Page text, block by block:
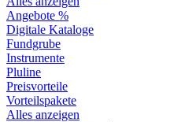
Angebote %
Digitale Kataloge
Fundgrube
Instrumente
Pluline
Preisvorteile
Vorteilspakete
Alles anzeigen